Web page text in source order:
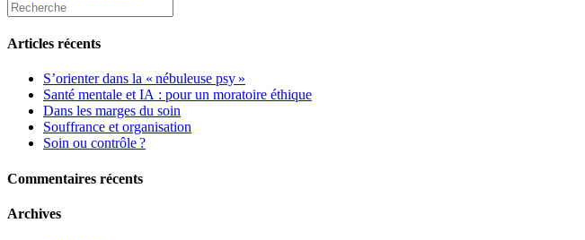
Articles récents
S’orienter dans la « nébuleuse psy »
Santé mentale et IA : pour un moratoire éthique
Dans les marges du soin
Souffrance et organisation
Soin ou contrôle ?
Commentaires récents
Archives